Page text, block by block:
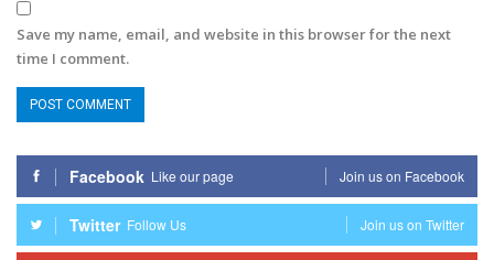
Save my name, email, and website in this browser for the next
time I comment.
Facebook Like our page Join us on Facebook
Twitter Follow Us Join us on Twitter